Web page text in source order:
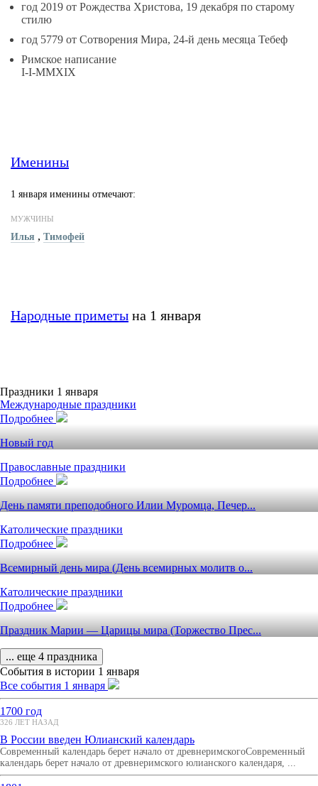
год 2019 от Рождества Христова, 19 декабря по старому
стилю
год 5779 от Сотворения Мира, 24-й день месяца Тебеф
Римское написание
I-I-MMXIX
Именины
1 января именины отмечают:
МУЖЧИНЫ
Илья , Тимофей
Народные приметы на 1 января
Праздники 1 января
Международные праздники
Подробнее
Новый год
Православные праздники
Подробнее
День памяти преподобного Илии Муромца, Печер...
Католические праздники
Подробнее
Всемирный день мира (День всемирных молитв о...
Католические праздники
Подробнее
Праздник Марии — Царицы мира (Торжество Прес...
... еще 4 праздника
События в истории 1 января
Все события 1 января
1700 год
326 ЛЕТ НАЗАД
В России введен Юлианский календарь
Современный календарь берет начало от древнеримскогоСовременный
календарь берет начало от древнеримского юлианского календаря, ...